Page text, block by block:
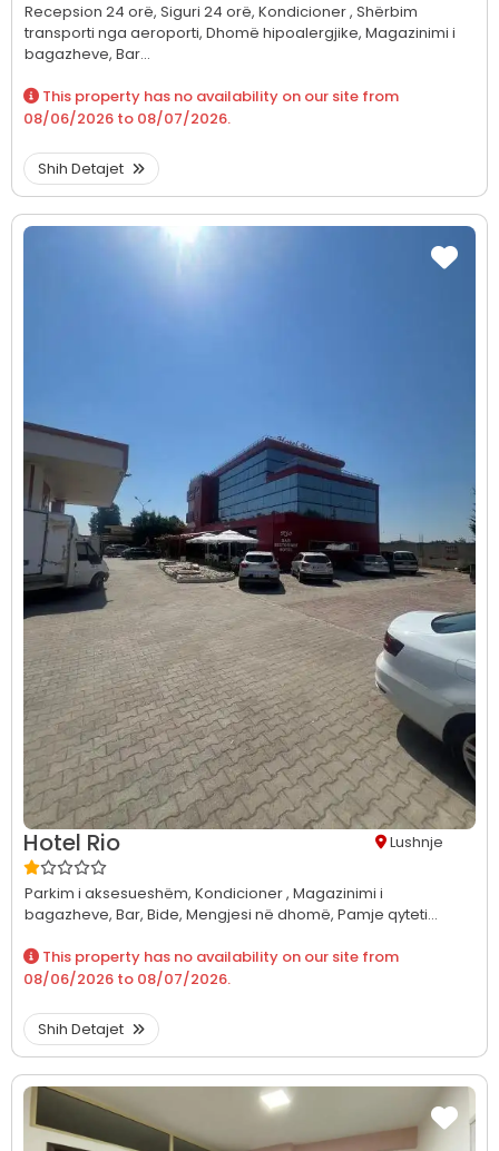
Recepsion 24 orë, Siguri 24 orë, Kondicioner , Shërbim
transporti nga aeroporti, Dhomë hipoalergjike, Magazinimi i
bagazheve, Bar...
This property has no availability on our site from
08/06/2026 to 08/07/2026.
Shih Detajet
Hotel Rio Lushnje
Parkim i aksesueshëm, Kondicioner , Magazinimi i
bagazheve, Bar, Bide, Mengjesi në dhomë, Pamje qyteti...
This property has no availability on our site from
08/06/2026 to 08/07/2026.
Shih Detajet